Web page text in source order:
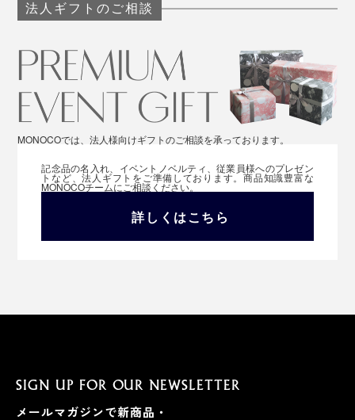
法人ギフトのご相談
MONOCOでは、法人様向けギフトのご相談を承っております。
記念品の名入れ、イベントノベルティ、従業員様へのプレゼン
トなど、法人ギフトをご準備しております。商品知識豊富な
MONOCOチームにご相談ください。
詳しくはこちら
SIGN UP FOR OUR NEWSLETTER
メールマガジンで新商品・